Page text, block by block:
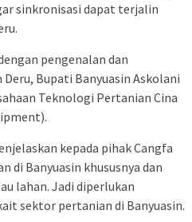
sinkronisasi dapat terjalin
pengenalan dan
Bupati Banyuasin Askolani
Teknologi Pertanian Cina
kepada pihak Cangfa
di Banyuasin khususnya dan
lahan. Jadi diperlukan
sektor pertanian di Banyuasin.